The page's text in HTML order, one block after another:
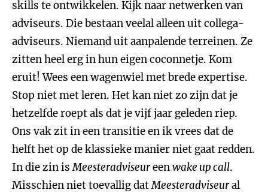
skills te ontwikkelen. Kijk naar netwerken van
adviseurs. Die bestaan veelal alleen uit collega-
adviseurs. Niemand uit aanpalende terreinen. Ze
zitten heel erg in hun eigen coconnetje. Kom
eruit! Wees een wagenwiel met brede expertise.
Stop niet met leren. Het kan niet zo zijn dat je
hetzelfde roept als dat je vijf jaar geleden riep.
Ons vak zit in een transitie en ik vrees dat de
helft het op de klassieke manier niet gaat redden.
In die zin isMeesteradviseureenwake up call.
Misschien niet toevallig datMeesteradviseural